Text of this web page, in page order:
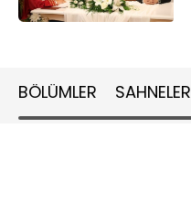
BÖLÜMLER SAHNELER